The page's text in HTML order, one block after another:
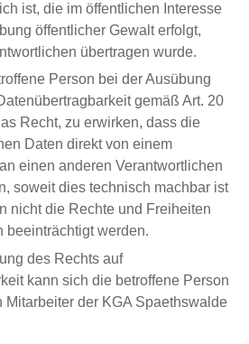
ist, die im öffentlichen Interesse
öffentlicher Gewalt erfolgt,
übertragen wurde.
Person bei der Ausübung
gemäß Art. 20
Recht, zu erwirken, dass die
Daten direkt von einem
einen anderen Verantwortlichen
soweit dies technisch machbar ist
nicht die Rechte und Freiheiten
beeinträchtigt werden.
des Rechts auf
kann sich die betroffene Person
Mitarbeiter der KGA Spaethswalde